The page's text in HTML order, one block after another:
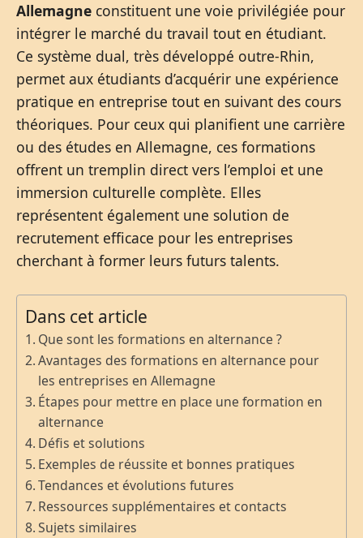
Allemagne constituent une voie privilégiée pour
intégrer le marché du travail tout en étudiant.
Ce système dual, très développé outre-Rhin,
permet aux étudiants d’acquérir une expérience
pratique en entreprise tout en suivant des cours
théoriques. Pour ceux qui planifient une carrière
ou des études en Allemagne, ces formations
offrent un tremplin direct vers l’emploi et une
immersion culturelle complète. Elles
représentent également une solution de
recrutement efficace pour les entreprises
cherchant à former leurs futurs talents.
Dans cet article
Que sont les formations en alternance ?
Avantages des formations en alternance pour
les entreprises en Allemagne
Étapes pour mettre en place une formation en
alternance
Défis et solutions
Exemples de réussite et bonnes pratiques
Tendances et évolutions futures
Ressources supplémentaires et contacts
Sujets similaires